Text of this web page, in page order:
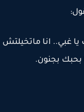
انا ماتخيلتش
بجنون.